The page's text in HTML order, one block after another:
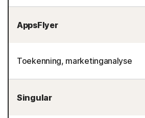
AppsFlyer
Toekenning, marketinganalyse
Singular